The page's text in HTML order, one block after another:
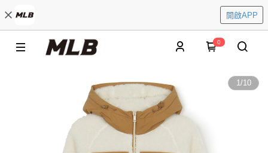
開啟APP
0
1/10